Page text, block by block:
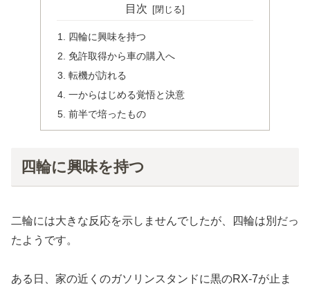
目次
四輪に興味を持つ
免許取得から車の購入へ
転機が訪れる
一からはじめる覚悟と決意
前半で培ったもの
四輪に興味を持つ
二輪には大きな反応を示しませんでしたが、四輪は別だっ
たようです。
ある日、家の近くのガソリンスタンドに黒のRX-7が止ま